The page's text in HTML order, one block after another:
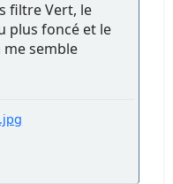
filtre Vert, le
plus foncé et le
me semble